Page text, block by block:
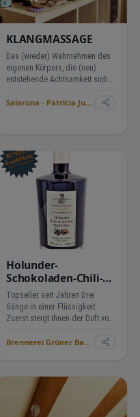
KLANGMASSAGE
Das (wieder) Wahrnehmen des
eigenen Körpers, die (neu)
entstehende Achtsamkeit sich
Geschenk. Zu spüren, wie der
z…
Salaruna - Patricia Junker ›
Holunder-
Schokoladen-Chili-
Likör 18 % vol.
Topseller seit Jahren Drei
Gänge in einer Flüssigkeit:
Zuerst steigt Ihnen der Duft von
der Likör den Gaumen erreicht,
Gang f…
Brennerei Grüner Baum ›